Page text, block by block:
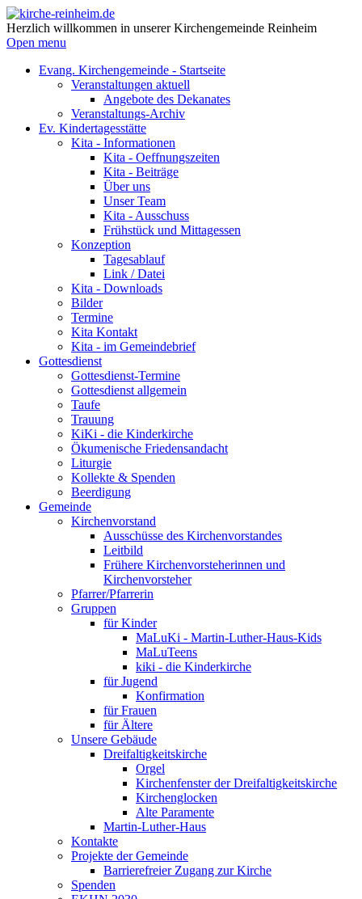
Herzlich willkommen in unserer Kirchengemeinde Reinheim
Open menu
Evang. Kirchengemeinde - Startseite
Veranstaltungen aktuell
Angebote des Dekanates
Veranstaltungs-Archiv
Ev. Kindertagesstätte
Kita - Informationen
Kita - Oeffnungszeiten
Kita - Beiträge
Über uns
Unser Team
Kita - Ausschuss
Frühstück und Mittagessen
Konzeption
Tagesablauf
Link / Datei
Kita - Downloads
Bilder
Termine
Kita Kontakt
Kita - im Gemeindebrief
Gottesdienst
Gottesdienst-Termine
Gottesdienst allgemein
Taufe
Trauung
KiKi - die Kinderkirche
Ökumenische Friedensandacht
Liturgie
Kollekte & Spenden
Beerdigung
Gemeinde
Kirchenvorstand
Ausschüsse des Kirchenvorstandes
Leitbild
Frühere Kirchenvorsteherinnen und
Kirchenvorsteher
Pfarrer/Pfarrerin
Gruppen
für Kinder
MaLuKi - Martin-Luther-Haus-Kids
MaLuTeens
kiki - die Kinderkirche
für Jugend
Konfirmation
für Frauen
für Ältere
Unsere Gebäude
Dreifaltigkeitskirche
Orgel
Kirchenfenster der Dreifaltigkeitskirche
Kirchenglocken
Alte Paramente
Martin-Luther-Haus
Kontakte
Projekte der Gemeinde
Barrierefreier Zugang zur Kirche
Spenden